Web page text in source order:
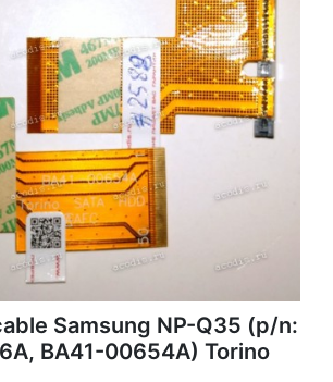
Samsung NP-Q35 (p/n:
BA41-00654A) Torino